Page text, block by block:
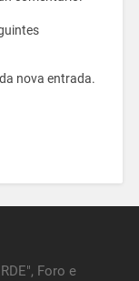
nova entrada.
Foro e